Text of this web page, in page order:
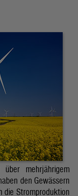
mehrjährigem
den Gewässern
die Stromproduktion